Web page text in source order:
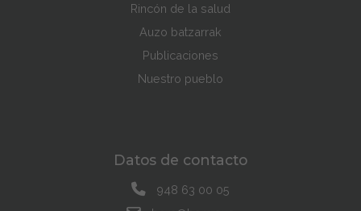
Rincón de la salud
Auzo batzarrak
Publicaciones
Nuestro pueblo
Datos de contacto
948 63 00 05